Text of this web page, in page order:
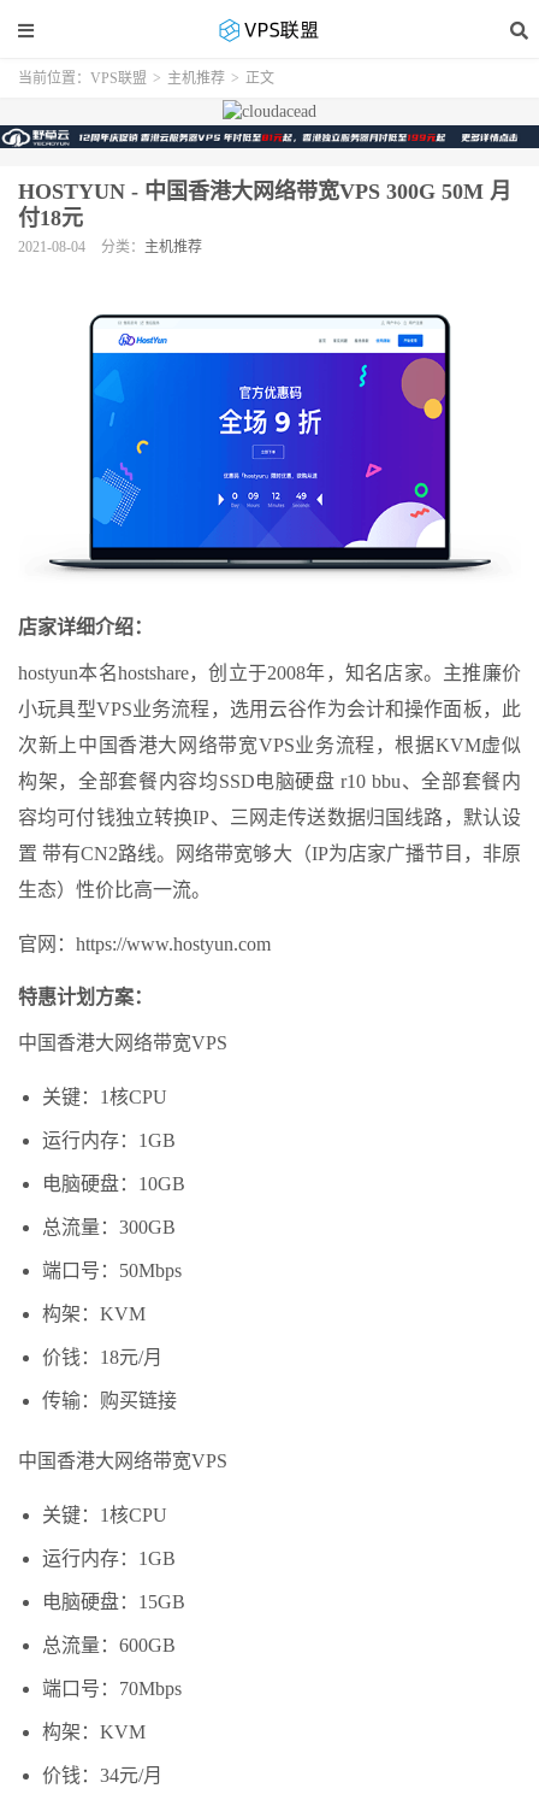
当前位置： VPS联盟 > 主机推荐 > 正文
HOSTYUN - 中国香港大网络带宽VPS 300G 50M 月
付18元
2021-08-04 分类： 主机推荐
店家详细介绍：
hostyun本名hostshare，创立于2008年，知名店家。主推廉价
小玩具型VPS业务流程，选用云谷作为会计和操作面板，此
次新上中国香港大网络带宽VPS业务流程，根据KVM虚似
构架，全部套餐内容均SSD电脑硬盘 r10 bbu、全部套餐内
容均可付钱独立转换IP、三网走传送数据归国线路，默认设
置 带有CN2路线。网络带宽够大（IP为店家广播节目，非原
生态）性价比高一流。
官网：https://www.hostyun.com
特惠计划方案：
中国香港大网络带宽VPS
关键：1核CPU
运行内存：1GB
电脑硬盘：10GB
总流量：300GB
端口号：50Mbps
构架：KVM
价钱：18元/月
传输：购买链接
中国香港大网络带宽VPS
关键：1核CPU
运行内存：1GB
电脑硬盘：15GB
总流量：600GB
端口号：70Mbps
构架：KVM
价钱：34元/月